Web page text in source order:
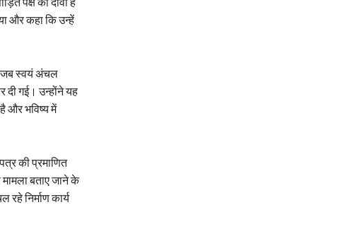
और कहा कि उन्हें
जब स्वयं अंचल
दी गई। उन्होंने यह
और भविष्य में
की प्रमाणित
बताए जाने के
निर्माण कार्य